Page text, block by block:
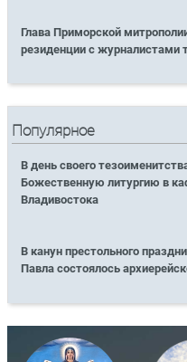
Глава Приморской
резиденции с журналистами
Популярное
В день своего
Божественную литургию в
Владивостока
В канун престольного
Павла состоялось